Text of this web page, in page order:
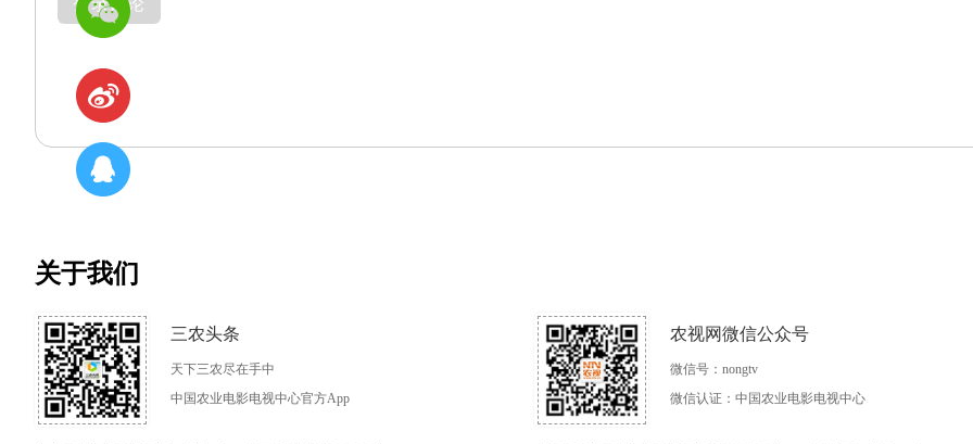
登录评论
关于我们
三农头条
天下三农尽在手中
中国农业电影电视中心官方App
农视网微信公众号
微信号：nongtv
微信认证：中国农业电影电视中心